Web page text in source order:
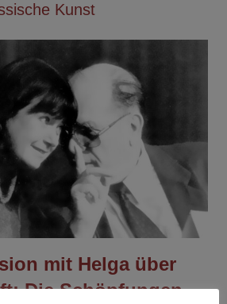
Kunst
mit Helga über
Die Schöpfungen